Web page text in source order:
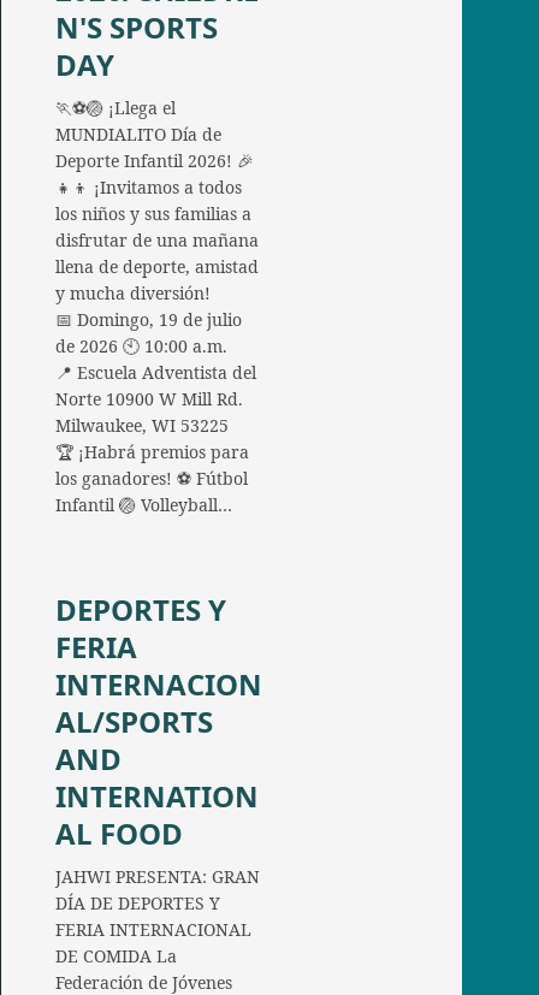
N'S SPORTS
DAY
🏃⚽🏐 ¡Llega el
MUNDIALITO Día de
Deporte Infantil 2026! 🎉
👧👦 ¡Invitamos a todos
los niños y sus familias a
disfrutar de una mañana
llena de deporte, amistad
y mucha diversión!
📅 Domingo, 19 de julio
de 2026 🕙 10:00 a.m.
📍 Escuela Adventista del
Norte 10900 W Mill Rd.
Milwaukee, WI 53225
🏆 ¡Habrá premios para
los ganadores! ⚽ Fútbol
Infantil 🏐 Volleyball…
DEPORTES Y
FERIA
INTERNACION
AL/SPORTS
AND
INTERNATION
AL FOOD
JAHWI PRESENTA: GRAN
DÍA DE DEPORTES Y
FERIA INTERNACIONAL
DE COMIDA La
Federación de Jóvenes